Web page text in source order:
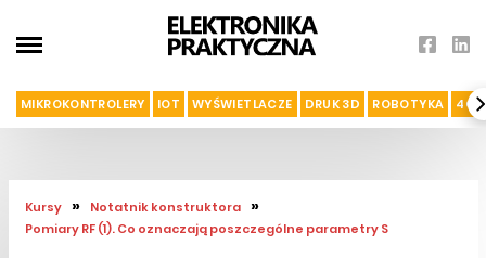
MIKROKONTROLERY IOT WYŚWIETLACZE DRUK 3D ROBOTYKA 4G I
Kursy » Notatnik konstruktora »
Pomiary RF (1). Co oznaczają poszczególne parametry S